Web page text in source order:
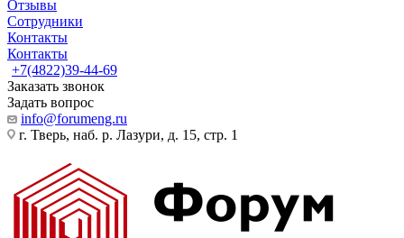
Отзывы
Сотрудники
Контакты
Контакты
+7(4822)39-44-69
Заказать звонок
Задать вопрос
info@forumeng.ru
г. Тверь, наб. р. Лазури, д. 15, стр. 1